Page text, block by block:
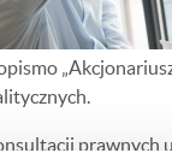
prawnych